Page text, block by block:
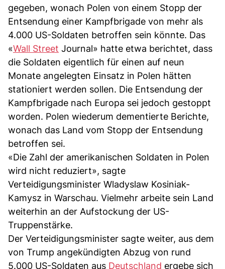
gegeben, wonach Polen von einem Stopp der
Entsendung einer Kampfbrigade von mehr als
4.000 US-Soldaten betroffen sein könnte. Das
«Wall Street Journal» hatte etwa berichtet, dass
die Soldaten eigentlich für einen auf neun
Monate angelegten Einsatz in Polen hätten
stationiert werden sollen. Die Entsendung der
Kampfbrigade nach Europa sei jedoch gestoppt
worden. Polen wiederum dementierte Berichte,
wonach das Land vom Stopp der Entsendung
betroffen sei.
«Die Zahl der amerikanischen Soldaten in Polen
wird nicht reduziert», sagte
Verteidigungsminister Wladyslaw Kosiniak-
Kamysz in Warschau. Vielmehr arbeite sein Land
weiterhin an der Aufstockung der US-
Truppenstärke.
Der Verteidigungsminister sagte weiter, aus dem
von Trump angekündigten Abzug von rund
5.000 US-Soldaten aus Deutschland ergebe sich